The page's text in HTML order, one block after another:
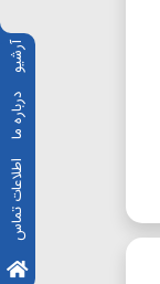
آرشیو
درباره ما
اطلاعات تماس